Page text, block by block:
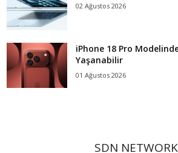
02 Ağustos 2026
iPhone 18 Pro
Yaşanabilir
01 Ağustos 2026
SDN NETWORK